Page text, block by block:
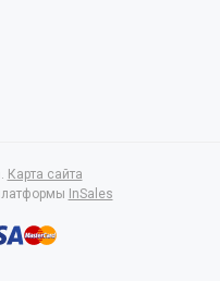
Карта сайта
InSales